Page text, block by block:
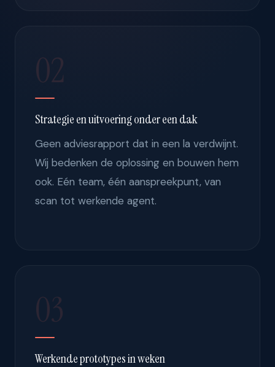
02
Strategie en uitvoering onder een dak
Geen adviesrapport dat in een la verdwijnt.
Wij bedenken de oplossing en bouwen hem
ook. Eén team, één aanspreekpunt, van
scan tot werkende agent.
03
Werkende prototypes in weken